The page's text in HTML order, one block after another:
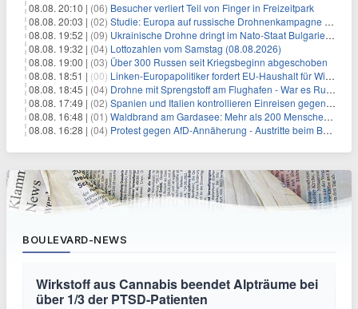
08.08. 20:10 | (06) Besucher verliert Teil von Finger in Freizeitpark
08.08. 20:03 | (02) Studie: Europa auf russische Drohnenkampagne unzureichend vorbereitet
08.08. 19:52 | (09) Ukrainische Drohne dringt im Nato-Staat Bulgarien ein
08.08. 19:32 | (04) Lottozahlen vom Samstag (08.08.2026)
08.08. 19:00 | (03) Über 300 Russen seit Kriegsbeginn abgeschoben
08.08. 18:51 | (00) Linken-Europapolitiker fordert EU-Haushalt für Wirtschaftsumbau
08.08. 18:45 | (04) Drohne mit Sprengstoff am Flughafen - War es Russland?
08.08. 17:49 | (02) Spanien und Italien kontrollieren Einreisen gegenseitig
08.08. 16:48 | (01) Waldbrand am Gardasee: Mehr als 200 Menschen evakuiert
08.08. 16:28 | (04) Protest gegen AfD-Annäherung - Austritte beim BSW Sachsen-Anhalt
BOULEVARD-NEWS
Wirkstoff aus Cannabis beendet Alpträume bei
über 1/3 der PTSD-Patienten